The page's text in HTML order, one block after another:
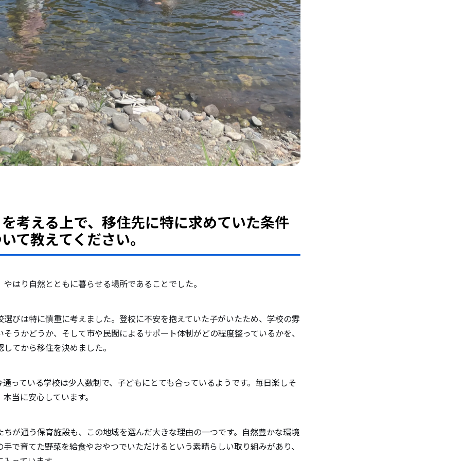
考える上で、移住先に特に求めていた条件
て教えてください。
はり自然とともに暮らせる場所であることでした。
選びは特に慎重に考えました。登校に不安を抱えていた子がいたため、学校の雰
うかどうか、そして市や民間によるサポート体制がどの程度整っているかを、
てから移住を決めました。
っている学校は少人数制で、子どもにとても合っているようです。毎日楽しそ
当に安心しています。
ちが通う保育施設も、この地域を選んだ大きな理由の一つです。自然豊かな環境
で育てた野菜を給食やおやつでいただけるという素晴らしい取り組みがあり、